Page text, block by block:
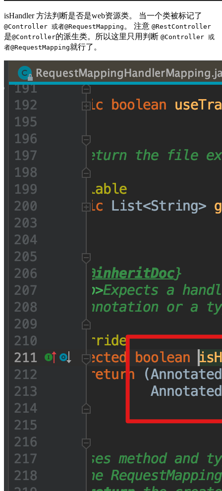
isHandler 方法判断是否是web资源类。 当一个类被标记了
@Controller 或者@RequestMapping 。 注意 @RestController
是@Controller的派生类。所以这里只用判断 @Controller 或
者@RequestMapping就行了。